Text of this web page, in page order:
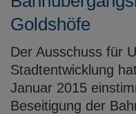
Goldshöfe
Der Ausschuss für
Stadtentwicklung
Januar 2015
Beseitigung der